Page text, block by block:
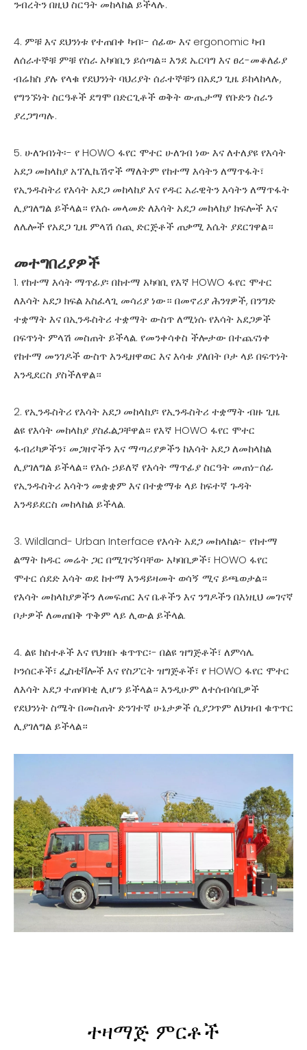
ንብረትን በዚህ ስርዓት መከላከል ይችላሉ.
4. ምቹ እና ደህንነቱ የተጠበቀ ካብ፡- ሰፊው እና ergonomic ካብ
ለሰራተኞቹ ምቹ የስራ አካባቢን ይሰጣል። እንደ ኤርባግ እና ፀረ-መቆለፊያ
ብሬክስ ያሉ የላቁ የደህንነት ባህሪያት ሰራተኞቹን በአደጋ ጊዜ ይከላከላሉ,
የግንኙነት ስርዓቶች ደግሞ በድርጊቶች ወቅት ውጤታማ የቡድን ስራን
ያረጋግጣሉ.
5. ሁለገብነት፡- የ HOWO ፋየር ሞተር ሁለገብ ነው እና ለተለያዩ የእሳት
አደጋ መከላከያ አፕሊኬሽኖች ማለትም የከተማ እሳትን ለማጥፋት፣
የኢንዱስትሪ የእሳት አደጋ መከላከያ እና የዱር አራዊትን እሳትን ለማጥፋት
ሊያገለግል ይችላል። የእሱ መላመድ ለእሳት አደጋ መከላከያ ክፍሎች እና
ለሌሎች የአደጋ ጊዜ ምላሽ ሰጪ ድርጅቶች ጠቃሚ እሴት ያደርገዋል።
መተግበሪያዎች
1. የከተማ እሳት ማጥፊያ፡ በከተማ አካባቢ የእኛ HOWO ፋየር ሞተር
ለእሳት አደጋ ክፍል አስፈላጊ መሳሪያ ነው። በመኖሪያ ሕንፃዎች, በንግድ
ተቋማት እና በኢንዱስትሪ ተቋማት ውስጥ ለሚነሱ የእሳት አደጋዎች
በፍጥነት ምላሽ መስጠት ይችላል. የመንቀሳቀስ ችሎታው በተጨናነቀ
የከተማ መንገዶች ውስጥ እንዲዘዋወር እና እሳቱ ያለበት ቦታ ላይ በፍጥነት
እንዲደርስ ያስችለዋል።
2. የኢንዱስትሪ የእሳት አደጋ መከላከያ፡ የኢንዱስትሪ ተቋማት ብዙ ጊዜ
ልዩ የእሳት መከላከያ ያስፈልጋቸዋል። የእኛ HOWO ፋየር ሞተር
ፋብሪካዎችን፣ መጋዘኖችን እና ማጣሪያዎችን ከእሳት አደጋ ለመከላከል
ሊያገለግል ይችላል። የእሱ ኃይለኛ የእሳት ማጥፊያ ስርዓት መጠነ-ሰፊ
የኢንዱስትሪ እሳትን መቋቋም እና በተቋማቱ ላይ ከፍተኛ ጉዳት
እንዳይደርስ መከላከል ይችላል.
3. Wildland- Urban Interface የእሳት አደጋ መከላከል፡- የከተማ
ልማት ከዱር መሬት ጋር በሚገናኝባቸው አካባቢዎች፣ HOWO ፋየር
ሞተር ሰደድ እሳት ወደ ከተማ እንዳይዛመት ወሳኝ ሚና ይጫወታል።
የእሳት መከላከያዎችን ለመፍጠር እና ቤቶችን እና ንግዶችን በእነዚህ መገናኛ
ቦታዎች ለመጠበቅ ጥቅም ላይ ሊውል ይችላል.
4. ልዩ ክስተቶች እና የህዝቡ ቁጥጥር፡- በልዩ ዝግጅቶች፣ ለምሳሌ
ኮንሰርቶች፣ ፌስቲቫሎች እና የስፖርት ዝግጅቶች፣ የ HOWO ፋየር ሞተር
ለእሳት አደጋ ተጠባባቂ ሊሆን ይችላል። እንዲሁም ለተሰብሳቢዎች
የደህንነት ስሜት በመስጠት ድንገተኛ ሁኔታዎች ሲያጋጥም ለህዝብ ቁጥጥር
ሊያገለግል ይችላል።
ተዛማጅ ምርቶች